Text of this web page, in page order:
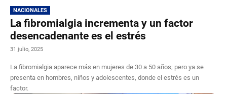
NACIONALES
La fibromialgia incrementa y un factor
desencadenante es el estrés
31 julio, 2025
La fibromialgia aparece más en mujeres de 30 a 50 años; pero ya se
presenta en hombres, niños y adolescentes, donde el estrés es un
factor.